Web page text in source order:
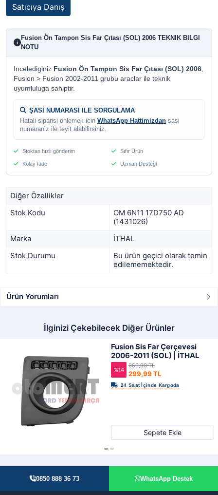
Satıcıya Danış
i
Fusion Ön Tampon Sis Far Çıtası (SOL) 2006 TEKNIK BILGI
NOTU
Incelediginiz Fusion Ön Tampon Sis Far Çıtası (SOL) 2006,
Fusion > Fusion 2002-2011 grubu araclar ile teknik
uyumluluga sahiptir.
ŞASİ NUMARASI ILE SORGULAMA
Hatali siparisi onlemek icin WhatsApp Hattimizdan sasi
numaraniz ile teyit alabilirsiniz.
Stoktan hızlı gönderim Sıfır Ürün
Kolay İade Uzman Desteği
Diğer Özellikler
Stok Kodu
OM 6N11 17D750 AD
(1431026)
Marka
İTHAL
Stok Durumu
Bu ürün geçici olarak temin
edilememektedir.
Ürün Yorumları
İlginizi Çekebilecek Diğer Ürünler
Fusion Sis Far Çerçevesi
2006-2011 (SOL) | İTHAL
%14 299,99 TL
350,00 TL
Sepete Ekle
0850 888 36 73 WhatsApp Destek